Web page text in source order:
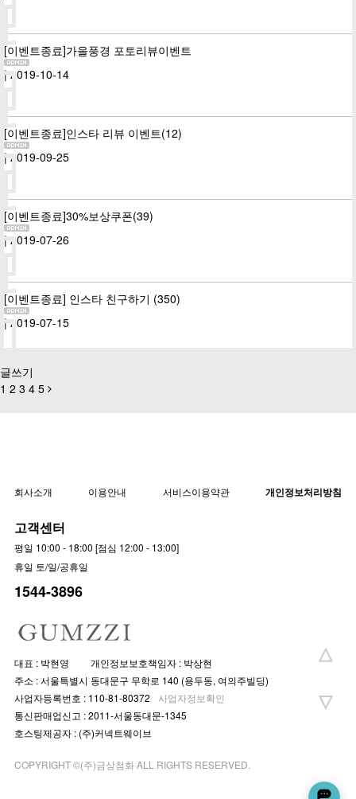
[이벤트종료]가을풍경 포토리뷰이벤트
| 2019-10-14
[이벤트종료]인스타 리뷰 이벤트(12)
| 2019-09-25
[이벤트종료]30%보상쿠폰(39)
| 2019-07-26
[이벤트종료] 인스타 친구하기 (350)
| 2019-07-15
글쓰기
1 2 3 4 5
회사소개 이용안내 서비스이용약관 개인정보처리방침
고객센터
평일 10:00 - 18:00 [점심 12:00 - 13:00]
휴일 토/일/공휴일
1544-3896
대표 : 박현영
개인정보보호책임자 : 박상현
주소 : 서울특별시 동대문구 무학로 140 (용두동, 여의주빌딩)
사업자등록번호 : 110-81-80372
사업자정보확인
통신판매업신고 : 2011-서울동대문-1345
호스팅제공자 : (주)커넥트웨이브
COPYRIGHT ©(주)금상첨화 ALL RIGHTS RESERVED.